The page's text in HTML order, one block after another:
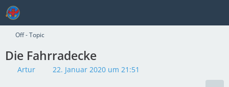
Off - Topic
Die Fahrradecke
Artur 22. Januar 2020 um 21:51